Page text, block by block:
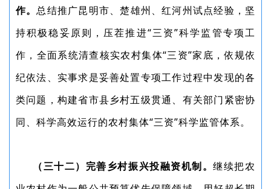
作。总结推广昆明市、楚雄州、红河州试点经验，坚
持积极稳妥原则，压茬推进“三资”科学监管专项工
作，全面系统清查核实农村集体“三资”家底，依规依
纪依法、实事求是妥善处置专项工作过程中发现的各
类问题，构建省市县乡村五级贯通、有关部门紧密协
同、科学高效运行的农村集体“三资”科学监管体系。
（三十二）完善乡村振兴投融资机制。继续把农